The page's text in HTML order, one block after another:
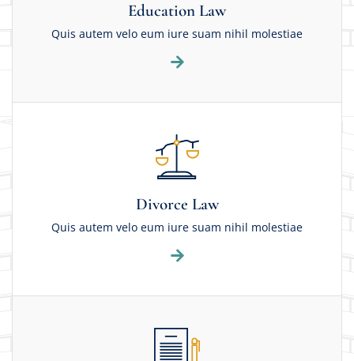
Education Law
Quis autem velo eum iure suam nihil molestiae
Divorce Law
Quis autem velo eum iure suam nihil molestiae